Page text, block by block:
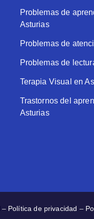
Problemas de
Asturias
Problemas de
Problemas de
Terapia Visual en
Trastornos del
Asturias
– Política de privacidad –